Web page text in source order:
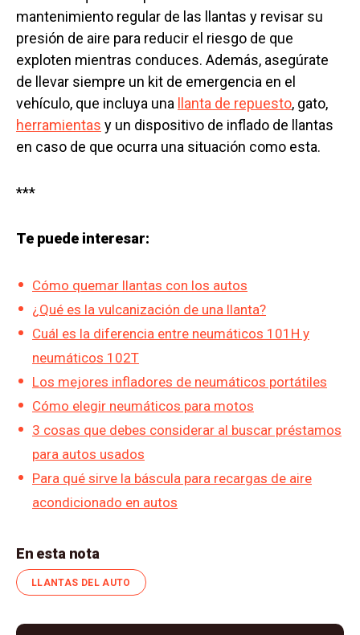
mantenimiento regular de las llantas y revisar su
presión de aire para reducir el riesgo de que
exploten mientras conduces. Además, asegúrate
de llevar siempre un kit de emergencia en el
vehículo, que incluya una llanta de repuesto, gato,
herramientas y un dispositivo de inflado de llantas
en caso de que ocurra una situación como esta.
***
Te puede interesar:
Cómo quemar llantas con los autos
¿Qué es la vulcanización de una llanta?
Cuál es la diferencia entre neumáticos 101H y
neumáticos 102T
Los mejores infladores de neumáticos portátiles
Cómo elegir neumáticos para motos
3 cosas que debes considerar al buscar préstamos
para autos usados
Para qué sirve la báscula para recargas de aire
acondicionado en autos
En esta nota
LLANTAS DEL AUTO